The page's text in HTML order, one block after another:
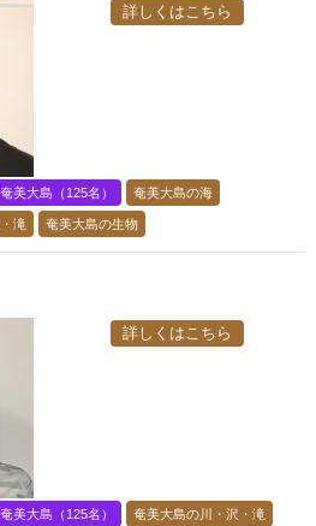
詳しくはこちら
奄美大島（125名） 奄美大島の海
滝 奄美大島の生物
詳しくはこちら
奄美大島（125名） 奄美大島の川・沢・滝